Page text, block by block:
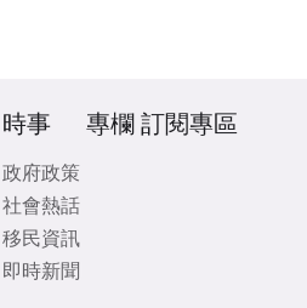
時事
政府政策
社會熱話
移民資訊
即時新聞
專欄 訂閱專區